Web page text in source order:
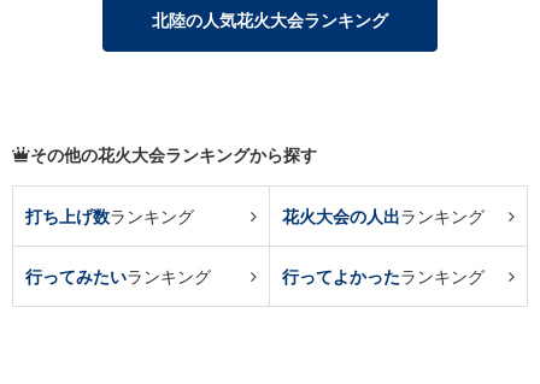
北陸の人気花火大会ランキング
その他の花火大会ランキングから探す
打ち上げ数ランキング 花火大会の人出ランキング
行ってみたいランキング 行ってよかったランキング